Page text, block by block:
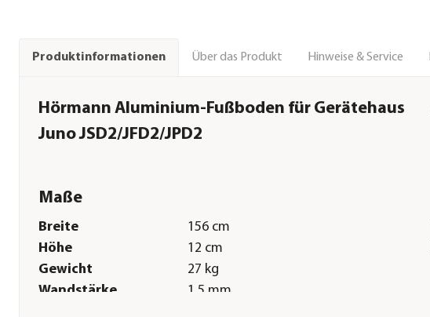
Produktinformationen Über das Produkt Hinweise & Service
Hörmann Aluminium-Fußboden für Gerätehaus
Juno JSD2/JFD2/JPD2
Maße
Breite
156 cm
Höhe
12 cm
Gewicht
27 kg
Wandstärke
1,5 mm